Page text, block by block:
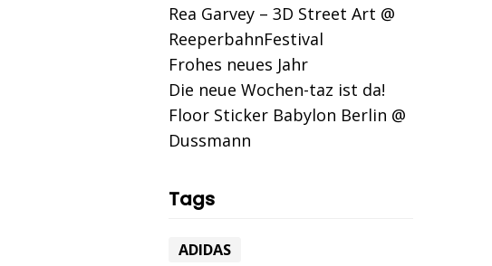
Rea Garvey – 3D Street Art @
ReeperbahnFestival
Frohes neues Jahr
Die neue Wochen-taz ist da!
Floor Sticker Babylon Berlin @
Dussmann
Tags
ADIDAS